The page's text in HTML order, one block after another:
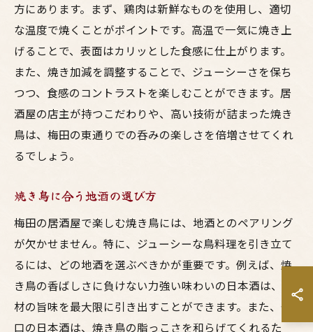
方にあります。まず、鶏肉は新鮮なものを使用し、適切
な温度で焼くことがポイントです。高温で一気に焼き上
げることで、表面はカリッとした食感に仕上がります。
また、焼き加減を調整することで、ジューシーさを保ち
つつ、食感のコントラストを楽しむことができます。居
酒屋の店主が持つこだわりや、高い技術が詰まった焼き
鳥は、梅田の東通りでの呑みの楽しさを倍増させてくれ
るでしょう。
焼き鳥に合う地酒の選び方
梅田の居酒屋で楽しむ焼き鳥には、地酒とのペアリング
が欠かせません。特に、ジューシーな鳥料理を引き立て
るには、どの地酒を選ぶべきかが重要です。例えば、焼
き鳥の香ばしさに負けない力強い味わいの日本酒は、食
材の旨味を最大限に引き出すことができます。また、辛
口の日本酒は、焼き鳥の脂っこさを和らげてくれるた